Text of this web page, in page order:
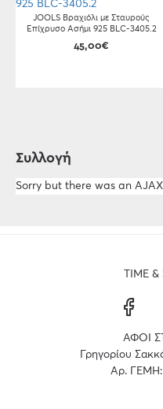
JOOLS Βραχιόλι με Σταυρούς
Επίχρυσο Ασήμι 925 BLC-3405.2
45,00€
Συλλογή
Sorry but there was an
TIME
ΑΦΟΙ
Γρηγορίου
Αρ. ΓΕΜΗ: